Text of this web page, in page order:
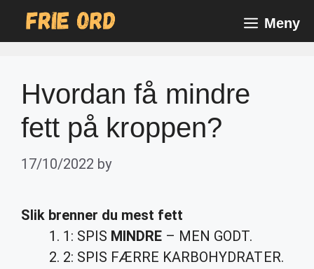
Meny
Hvordan få mindre
fett på kroppen?
17/10/2022 by
Slik brenner du mest fett
1: SPIS MINDRE – MEN GODT.
2: SPIS FÆRRE KARBOHYDRATER.